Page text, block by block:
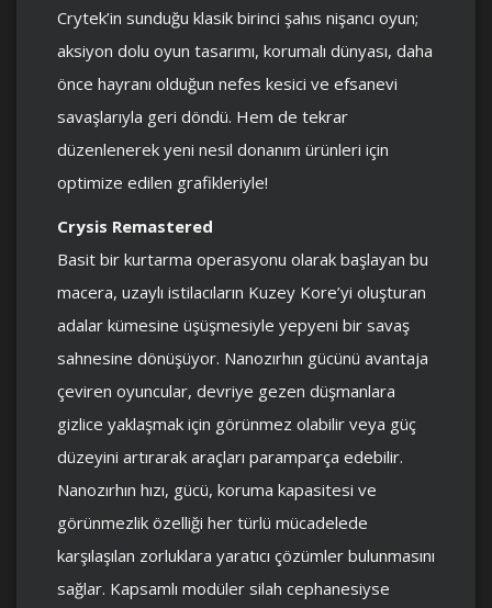
Crytek’in sunduğu klasik birinci şahıs nişancı oyun;
aksiyon dolu oyun tasarımı, korumalı dünyası, daha
önce hayranı olduğun nefes kesici ve efsanevi
savaşlarıyla geri döndü. Hem de tekrar
düzenlenerek yeni nesil donanım ürünleri için
optimize edilen grafikleriyle!
Crysis Remastered
Basit bir kurtarma operasyonu olarak başlayan bu
macera, uzaylı istilacıların Kuzey Kore’yi oluşturan
adalar kümesine üşüşmesiyle yepyeni bir savaş
sahnesine dönüşüyor. Nanozırhın gücünü avantaja
çeviren oyuncular, devriye gezen düşmanlara
gizlice yaklaşmak için görünmez olabilir veya güç
düzeyini artırarak araçları paramparça edebilir.
Nanozırhın hızı, gücü, koruma kapasitesi ve
görünmezlik özelliği her türlü mücadelede
karşılaşılan zorluklara yaratıcı çözümler bulunmasını
sağlar. Kapsamlı modüler silah cephanesiyse